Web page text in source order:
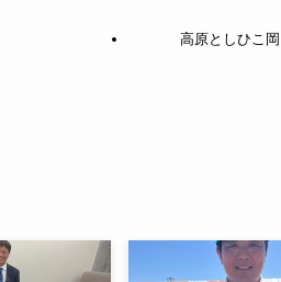
高原としひこ